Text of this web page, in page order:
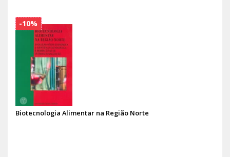
Biotecnologia Alimentar na Região Norte
-10%